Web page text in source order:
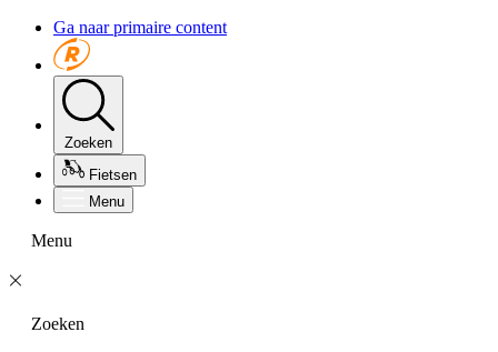
Ga naar primaire content
Zoeken
Fietsen
Menu
Menu
Zoeken